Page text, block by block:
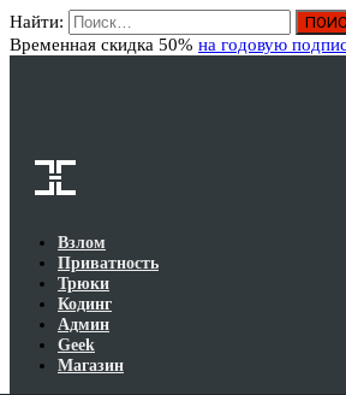
Найти:
Временная скидка 50% на годовую
Взлом
Приватность
Трюки
Кодинг
Админ
Geek
Магазин